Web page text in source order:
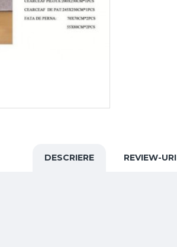
DESCRIERE REVIEW-URI